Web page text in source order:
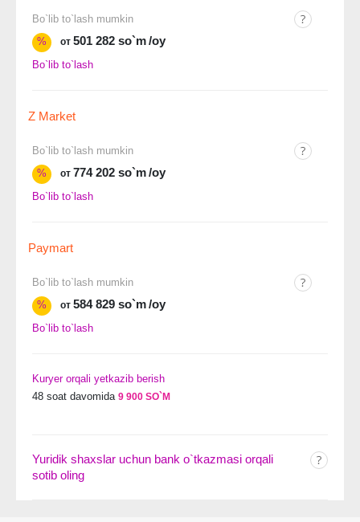
Bo`lib to`lash mumkin
%
от 501 282 so`m/oy
Bo`lib to`lash
Z Market
Bo`lib to`lash mumkin
%
от 774 202 so`m/oy
Bo`lib to`lash
Paymart
Bo`lib to`lash mumkin
%
от 584 829 so`m/oy
Bo`lib to`lash
Kuryer orqali yetkazib berish
48 soat davomida 9 900 SO`M
Yuridik shaxslar uchun bank o`tkazmasi orqali
sotib oling